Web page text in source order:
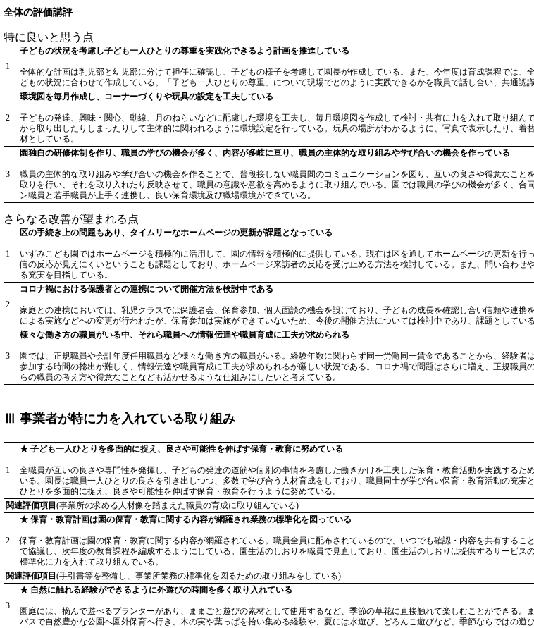
全体の評価講評
特に良いと思う点
1
子どもの状況を考慮し子ども一人ひとりの尊重を実践化できるよう計画を推進している
全体的な計画は乳児部と幼児部に分けて担任に確認し、子どもの様子を考慮して園長が作成している。また、今年度は育成課程では
どもの状況に合わせて作成している。「子ども一人ひとりの尊重」について現場でどのように実践できるかを職員で話し合い、共通認
2
環境図を毎月作成し、コーナーづくりや玩具の設定を工夫している
子どもの発達、興味・関心、動線、月のねらいなどに配慮した環境を工夫し、毎月環境図を作成して検討・共有に力を入れて取り組
から取り出したりしまったりして主体的に関われるように環境設定を行っている。玩具の場所がわかるように、写真で表示したり、
材としている。
3
園独自の研修体制を作り、職員の学びの機会が多く、内容が多岐に亘り、職員の主体的な取り組みや学び合いの機会を作っている
職員の主体的な取り組みや学び合いの機会を作ることで、普段接しない職員間のコミュニケーションを図り、互いの良さや得意なこ
取りを行い、それを取り入れたり反映させて、職員の意識や意欲を高めるように取り組んでいる。園では職員の学びの機会が多く、
ン職員と若手職員が上手く連携し、良い保育環境及び職場環境ができている。
さらなる改善が望まれる点
1
区の手続き上の問題もあり、タイムリーなホームページの更新が課題となっている
いずみこども園ではホームページを積極的に活用して、園の情報を積極的に提供している。現在は区を通してホームページの更新を
信の反応が見えにくいということも課題としており、ホームページ来訪者の反応を受け止める方法を検討している。また、問い合わ
る充実を目指している。
2
コロナ禍における保護者との連携について開催方法を検討中である
家庭との連携においては、乳児クラスでは保護者会、保育参加、個人面談の機会を設けており、子どもの成長を確認し合い信頼や連
による実施などへの変更が行われたが、保育参加は実施ができていないため、今後の開催方法については検討中であり、課題としている
3
様々な働き方の職員がいる中、それら職員への情報伝達や職員育成に工夫が求められる
園では、正規職員や会計年度任用職員など様々な働き方の職員がいる。経験年数に関わらず同一労働同一賃金であることから、経験
参加する時間の捻出が難しく、情報伝達や職員育成に工夫が求められるが厳しい状況である。コロナ禍で問題はさらに増え、正規職
らの職員の考え方や得意なことなども活かせるような仕組みにしたいと考えている。
Ⅲ 事業者が特に力を入れている取り組み
1
★ 子ども一人ひとりを多面的に捉え、良さや可能性を伸ばす保育・教育に努めている
全職員が互いの良さや専門性を発揮し、子どもの発達の道筋や個別の事情を考慮した働きかけを工夫した保育・教育活動を実践する
いる。園長は職員一人ひとりの良さを引き出しつつ、多数で学び合う人材育成をしており、職員同士が学び合い保育・教育活動の充
ひとりを多面的に捉え、良さや可能性を伸ばす保育・教育を行うように努めている。
関連評価項目(事業所の求める人材像を踏まえた職員の育成に取り組んでいる)
2
★ 保育・教育計画は園の保育・教育に関する内容が網羅され業務の標準化を図っている
保育・教育計画は園の保育・教育に関する内容が網羅されている。職員全員に配布されているので、いつでも確認・内容を共有する
で協議し、次年度の教育課程を編成するようにしている。園生活のしおりを職員で見直しており、園生活のしおりは提供するサービ
標準化に力を入れて取り組んでいる。
関連評価項目(手引書等を整備し、事業所業務の標準化を図るための取り組みをしている)
3
★ 自然に触れる経験ができるように外遊びの時間を多く取り入れている
園庭には、摘んで遊べるプランターがあり、ままごと遊びの素材として使用するなど、季節の草花に直接触れて楽しむことができる
バスで自然豊かな公園へ園外保育へ行き、木の実や葉っぱを拾い集める経験や、夏には水遊び、どろんこ遊びなど、季節ならではの遊